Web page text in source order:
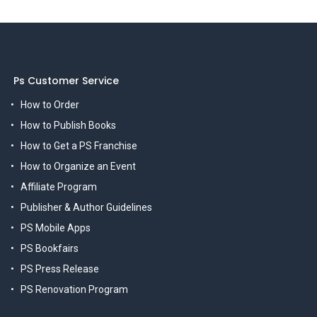
Ps Customer Service
How to Order
How to Publish Books
How to Get a PS Franchise
How to Organize an Event
Affiliate Program
Publisher & Author Guidelines
PS Mobile Apps
PS Bookfairs
PS Press Release
PS Renovation Program